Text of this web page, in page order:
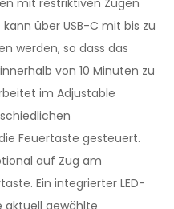
mit restriktiven Zügen
über USB-C mit bis zu
werden, so dass das
von 10 Minuten zu
im Adjustable
Feuertaste gesteuert.
auf Zug am
Ein integrierter LED-
aktuell gewählte